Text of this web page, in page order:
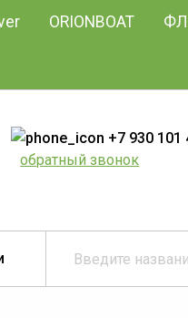
ORIONBOAT ФЛ
+7 930 101
обратный звонок